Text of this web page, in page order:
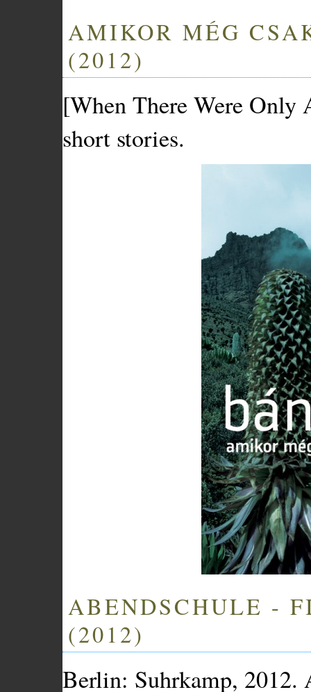
AMIKOR MÉG
(2012)
[When There Were Only
short stories.
ABENDSCHULE -
(2012)
Berlin: Suhrkamp, 2012.